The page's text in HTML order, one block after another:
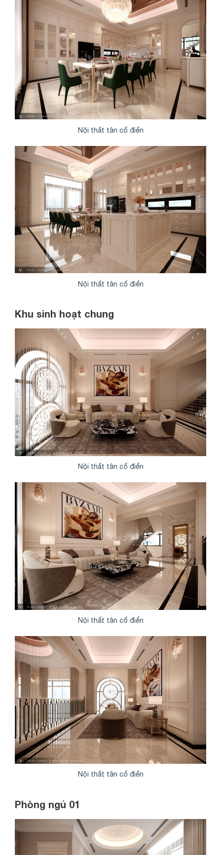
Nội thất tân cổ điển
Nội thất tân cổ điển
Khu sinh hoạt chung
Nội thất tân cổ điển
Nội thất tân cổ điển
Nội thất tân cổ điển
Phòng ngủ 01